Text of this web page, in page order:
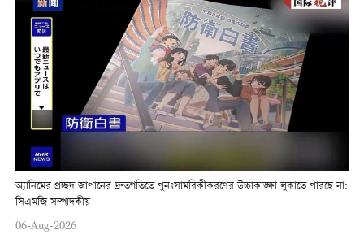
অ্যানিমের প্রচ্ছদ জাপানের দ্রুতগতিতে পুনঃসামরিকীকরণের উচ্চাকাঙ্ক্ষা লুকাতে পারছে না:
সিএমজি সম্পাদকীয়
06-Aug-2026